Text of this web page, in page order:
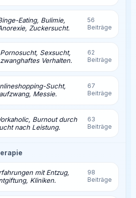
Eating, Bulimie,
Zuckersucht.
56
Beiträge
Pornosucht, Sexsucht,
zwanghaftes Verhalten.
62
Beiträge
Sucht,
Messie.
67
Beiträge
Burnout durch
nach Leistung.
63
Beiträge
mit Entzug,
Kliniken.
98
Beiträge